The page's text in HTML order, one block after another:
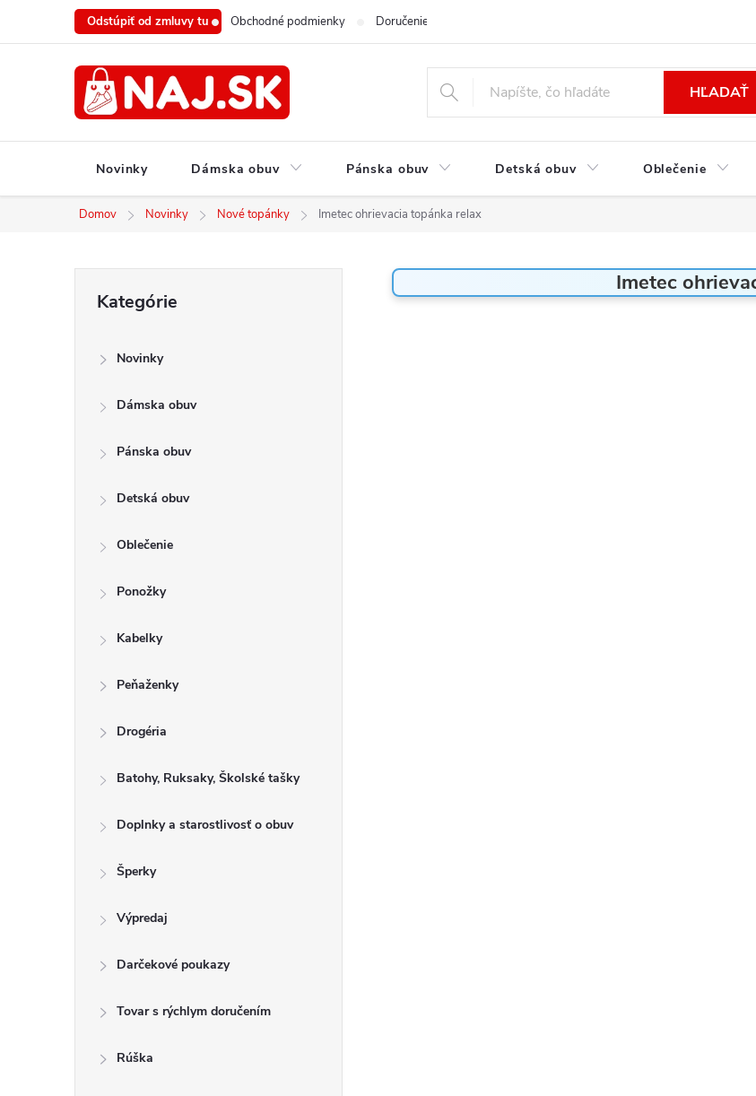
Odstúpiť od zmluvy tu Obchodné podmienky Doručenie a platba
HĽADAŤ
Novinky Dámska obuv Pánska obuv Detská obuv Oblečenie
Domov Novinky Nové topánky Imetec ohrievacia topánka relax
kategórie
Kategórie
Novinky
Dámska obuv
Pánska obuv
Detská obuv
Oblečenie
Ponožky
Kabelky
Peňaženky
Drogéria
Batohy, Ruksaky, Školské tašky
Doplnky a starostlivosť o obuv
Šperky
Výpredaj
Darčekové poukazy
Tovar s rýchlym doručením
Rúška
Imetec